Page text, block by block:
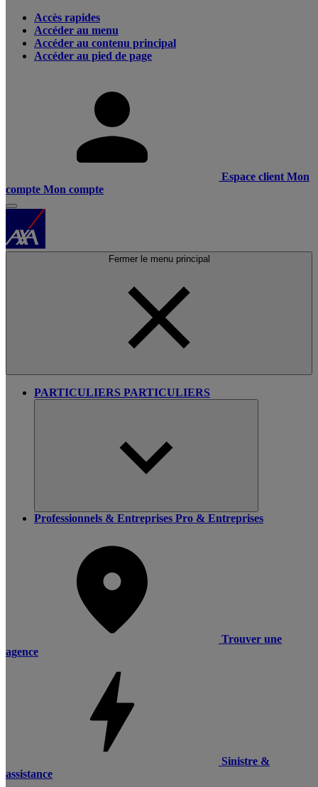
Accès rapides
Accéder au menu
Accéder au contenu principal
Accéder au pied de page
Espace client Mon
compte Mon compte
Fermer le menu principal
PARTICULIERS PARTICULIERS
Professionnels & Entreprises Pro & Entreprises
Trouver une
agence
Sinistre &
assistance